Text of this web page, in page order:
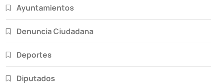
Ayuntamientos
Denuncia Ciudadana
Deportes
Diputados